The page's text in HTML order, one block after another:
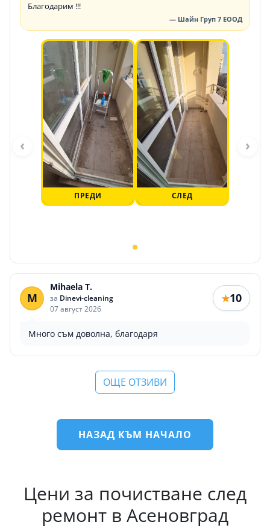
Благодарим !!!
— Шайн Груп 7 ЕООД
ПРЕДИ СЛЕД
‹ ›
M
Mihaela T.
за Dinevi-cleaning
07 август 2026
★10
Много съм доволна, благодаря
ОЩЕ ОТЗИВИ
НАЗАД КЪМ НАЧАЛО
Цени за почистване след
ремонт в Асеновград